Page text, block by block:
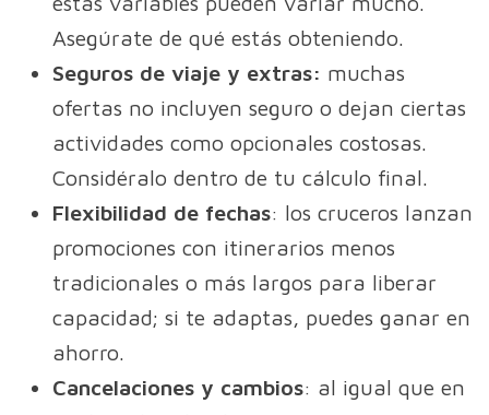
Asegúrate de qué estás obteniendo.
Seguros de viaje y extras: muchas
ofertas no incluyen seguro o dejan ciertas
actividades como opcionales costosas.
Considéralo dentro de tu cálculo final.
Flexibilidad de fechas: los cruceros lanzan
promociones con itinerarios menos
tradicionales o más largos para liberar
capacidad; si te adaptas, puedes ganar en
ahorro.
Cancelaciones y cambios: al igual que en